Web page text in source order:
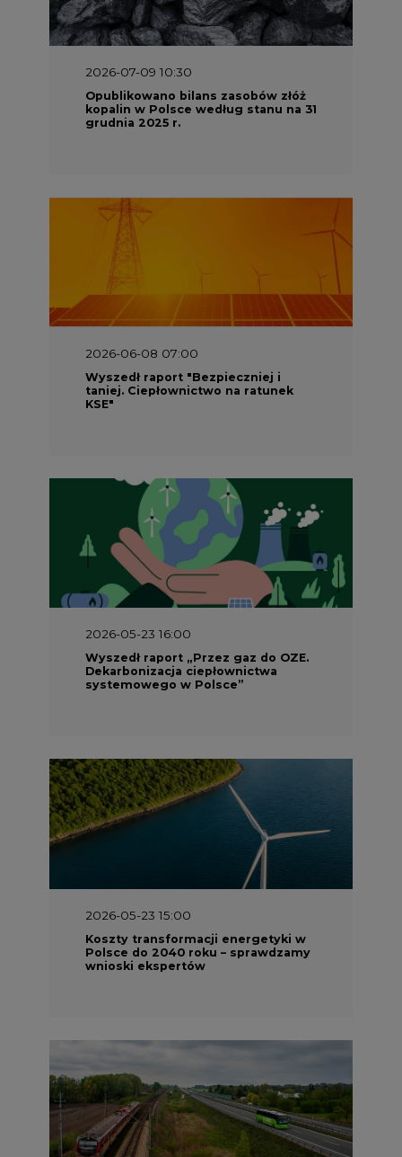
2026-07-09 10:30
Opublikowano bilans zasobów złóż
kopalin w Polsce według stanu na 31
grudnia 2025 r.
2026-06-08 07:00
Wyszedł raport "Bezpieczniej i
taniej. Ciepłownictwo na ratunek
KSE"
2026-05-23 16:00
Wyszedł raport „Przez gaz do OZE.
Dekarbonizacja ciepłownictwa
systemowego w Polsce”
2026-05-23 15:00
Koszty transformacji energetyki w
Polsce do 2040 roku – sprawdzamy
wnioski ekspertów